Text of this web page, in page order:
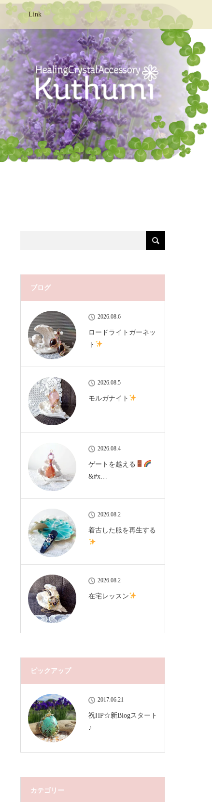
Link
ブログ
2026.08.6
ロードライトガーネッ
ト
2026.08.5
モルガナイト
2026.08.4
ゲートを越える
&#x…
2026.08.2
着古した服を再生する
2026.08.2
在宅レッスン
ピックアップ
2017.06.21
祝HP☆新Blogスタート
♪
カテゴリー